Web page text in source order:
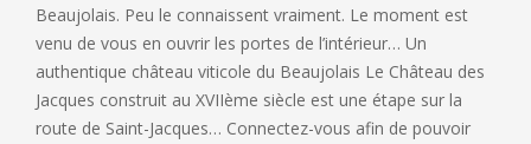
Beaujolais. Peu le connaissent vraiment. Le moment est
venu de vous en ouvrir les portes de l’intérieur… Un
authentique château viticole du Beaujolais Le Château des
Jacques construit au XVIIème siècle est une étape sur la
route de Saint-Jacques… Connectez-vous afin de pouvoir